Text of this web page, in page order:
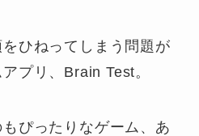
ひねってしまう問題が
プリ、Brain Test。
ぴったりなゲーム、あ